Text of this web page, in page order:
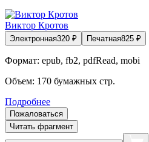
Виктор Кротов
Электронная320 ₽ Печатная825 ₽
Формат: epub, fb2, pdfRead, mobi
Объем: 170 бумажных стр.
Подробнее
Пожаловаться
Читать фрагмент